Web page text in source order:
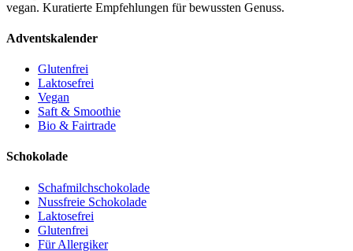
vegan. Kuratierte Empfehlungen für bewussten Genuss.
Adventskalender
Glutenfrei
Laktosefrei
Vegan
Saft & Smoothie
Bio & Fairtrade
Schokolade
Schafmilchschokolade
Nussfreie Schokolade
Laktosefrei
Glutenfrei
Für Allergiker